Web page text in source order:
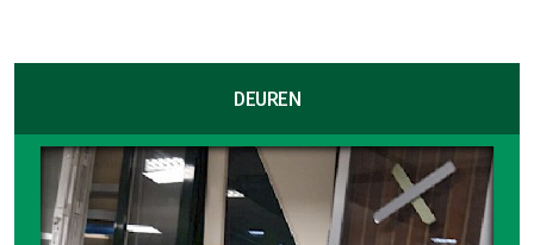
DEUREN